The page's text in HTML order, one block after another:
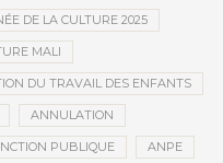
DE LA CULTURE 2025
MALI
DU TRAVAIL DES ENFANTS
ANNULATION
PUBLIQUE ANPE